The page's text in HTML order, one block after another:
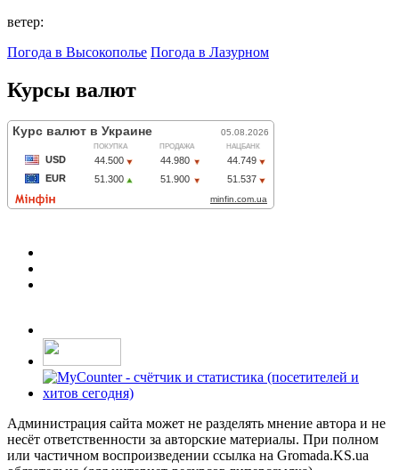
ветер:
Погода в Высокополье Погода в Лазурном
Курсы валют
Администрация сайта может не разделять мнение автора и не
несёт ответственности за авторские материалы. При полном
или частичном воспроизведении ссылка на Gromada.KS.ua